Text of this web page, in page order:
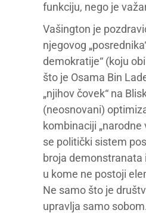
funkciju, nego je
Vašington je
njegovog
demokratije“ (koju
što je Osama Bin
„njihov čovek“ na
(neosnovani)
kombinaciji
se politički sistem
broja demonstranata
u kome ne postoji
Ne samo što je
upravlja samo